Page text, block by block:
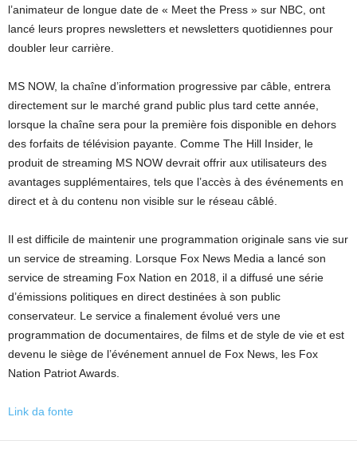
l’animateur de longue date de « Meet the Press » sur NBC, ont
lancé leurs propres newsletters et newsletters quotidiennes pour
doubler leur carrière.
MS NOW, la chaîne d’information progressive par câble, entrera
directement sur le marché grand public plus tard cette année,
lorsque la chaîne sera pour la première fois disponible en dehors
des forfaits de télévision payante. Comme The Hill Insider, le
produit de streaming MS NOW devrait offrir aux utilisateurs des
avantages supplémentaires, tels que l’accès à des événements en
direct et à du contenu non visible sur le réseau câblé.
Il est difficile de maintenir une programmation originale sans vie sur
un service de streaming. Lorsque Fox News Media a lancé son
service de streaming Fox Nation en 2018, il a diffusé une série
d’émissions politiques en direct destinées à son public
conservateur. Le service a finalement évolué vers une
programmation de documentaires, de films et de style de vie et est
devenu le siège de l’événement annuel de Fox News, les Fox
Nation Patriot Awards.
Link da fonte